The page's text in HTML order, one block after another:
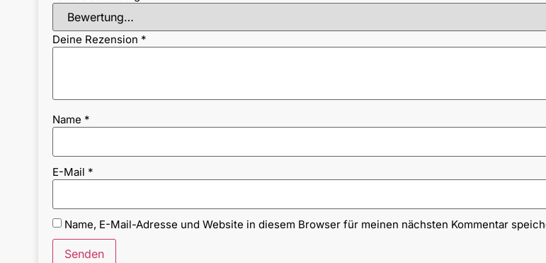
Deine Rezension *
Name *
E-Mail *
Name, E-Mail-Adresse und Website in diesem Browser für meinen nächsten Kommentar